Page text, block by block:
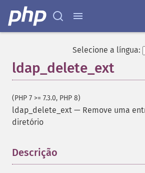
Selecione a língua:
ldap_delete_ext
(PHP 7 >= 7.3.0, PHP 8)
ldap_delete_ext — Remove uma
diretório
Descrição